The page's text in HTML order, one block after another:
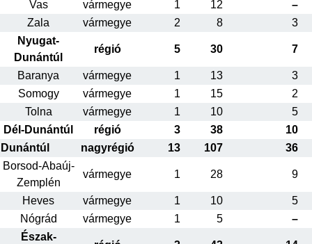
Vas vármegye 1 12
–
Zala
vármegye 2 8
3
Nyugat-
Dunántúl
régió 5 30 7
Baranya vármegye 1 13
3
Somogy
vármegye 1 15
2
Tolna
vármegye 1 10
5
Dél-Dunántúl
régió 3 38
10
Dunántúl
nagyrégió 13 107
36
Borsod-Abaúj-
Zemplén
vármegye 1 28 9
Heves vármegye 1 10
5
Nógrád
vármegye 1 5
–
Észak-